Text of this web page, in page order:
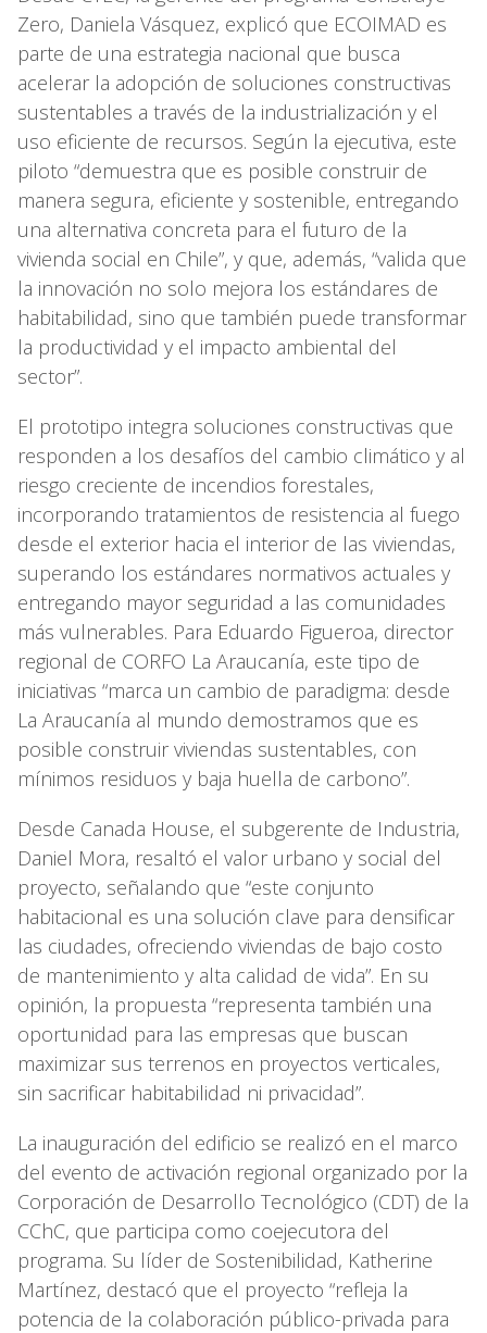
Zero, Daniela Vásquez, explicó que ECOIMAD es
parte de una estrategia nacional que busca
acelerar la adopción de soluciones constructivas
sustentables a través de la industrialización y el
uso eficiente de recursos. Según la ejecutiva, este
piloto “demuestra que es posible construir de
manera segura, eficiente y sostenible, entregando
una alternativa concreta para el futuro de la
vivienda social en Chile”, y que, además, “valida que
la innovación no solo mejora los estándares de
habitabilidad, sino que también puede transformar
la productividad y el impacto ambiental del
sector”.
El prototipo integra soluciones constructivas que
responden a los desafíos del cambio climático y al
riesgo creciente de incendios forestales,
incorporando tratamientos de resistencia al fuego
desde el exterior hacia el interior de las viviendas,
superando los estándares normativos actuales y
entregando mayor seguridad a las comunidades
más vulnerables. Para Eduardo Figueroa, director
regional de CORFO La Araucanía, este tipo de
iniciativas “marca un cambio de paradigma: desde
La Araucanía al mundo demostramos que es
posible construir viviendas sustentables, con
mínimos residuos y baja huella de carbono”.
Desde Canada House, el subgerente de Industria,
Daniel Mora, resaltó el valor urbano y social del
proyecto, señalando que “este conjunto
habitacional es una solución clave para densificar
las ciudades, ofreciendo viviendas de bajo costo
de mantenimiento y alta calidad de vida”. En su
opinión, la propuesta “representa también una
oportunidad para las empresas que buscan
maximizar sus terrenos en proyectos verticales,
sin sacrificar habitabilidad ni privacidad”.
La inauguración del edificio se realizó en el marco
del evento de activación regional organizado por la
Corporación de Desarrollo Tecnológico (CDT) de la
CChC, que participa como coejecutora del
programa. Su líder de Sostenibilidad, Katherine
Martínez, destacó que el proyecto “refleja la
potencia de la colaboración público-privada para